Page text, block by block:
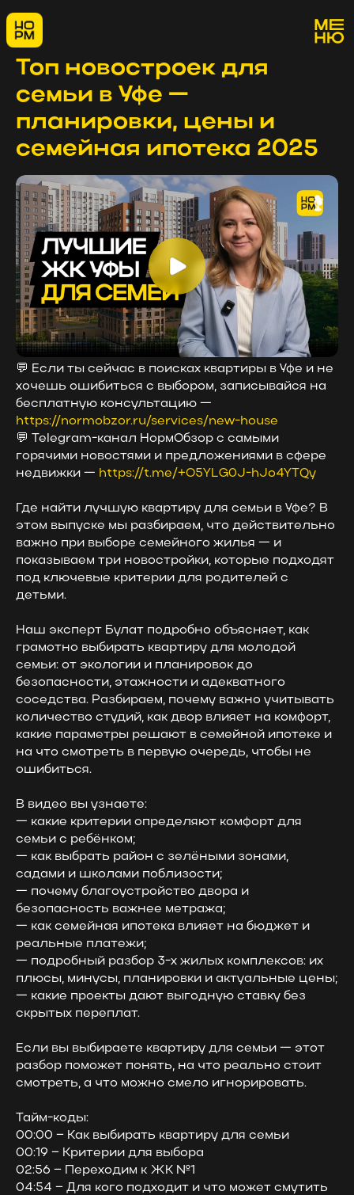
Топ новостроек для
семьи в Уфе —
планировки, цены и
семейная ипотека 2025
💬 Если ты сейчас в поисках квартиры в Уфе и не
хочешь ошибиться с выбором, записывайся на
бесплатную консультацию —
https://normobzor.ru/services/new-house
💬 Telegram-канал НормОбзор с самыми
горячими новостями и предложениями в сфере
недвижки — https://t.me/+O5YLG0J-hJo4YTQy
Где найти лучшую квартиру для семьи в Уфе? В
этом выпуске мы разбираем, что действительно
важно при выборе семейного жилья — и
показываем три новостройки, которые подходят
под ключевые критерии для родителей с
детьми.
Наш эксперт Булат подробно объясняет, как
грамотно выбирать квартиру для молодой
семьи: от экологии и планировок до
безопасности, этажности и адекватного
соседства. Разбираем, почему важно учитывать
количество студий, как двор влияет на комфорт,
какие параметры решают в семейной ипотеке и
на что смотреть в первую очередь, чтобы не
ошибиться.
В видео вы узнаете:
— какие критерии определяют комфорт для
семьи с ребёнком;
— как выбрать район с зелёными зонами,
садами и школами поблизости;
— почему благоустройство двора и
безопасность важнее метража;
— как семейная ипотека влияет на бюджет и
реальные платежи;
— подробный разбор 3-х жилых комплексов: их
плюсы, минусы, планировки и актуальные цены;
— какие проекты дают выгодную ставку без
скрытых переплат.
Если вы выбираете квартиру для семьи — этот
разбор поможет понять, на что реально стоит
смотреть, а что можно смело игнорировать.
Тайм-коды:
00:00 – Как выбирать квартиру для семьи
00:19 – Критерии для выбора
02:56 – Переходим к ЖК №1
04:54 – Для кого подходит и что может смутить